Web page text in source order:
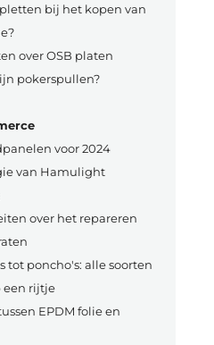
bij het kopen van
over OSB platen
pokerspullen?
voor 2024
van Hamulight
over het repareren
tot poncho's: alle soorten
een rijtje
EPDM folie en